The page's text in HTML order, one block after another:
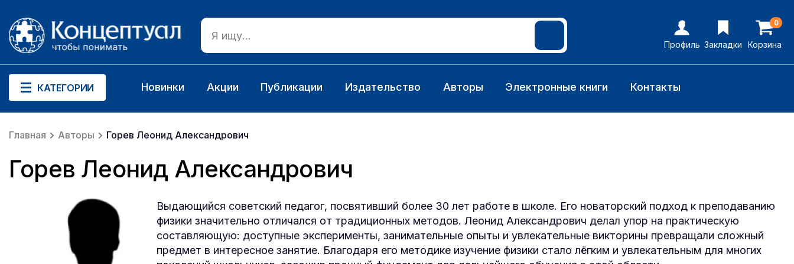
Профиль Закладки
0
Корзина
КАТЕГОРИИ Новинки Акции Публикации Издательство Авторы Электронные книги Контакты
Главная Авторы Горев Леонид Александрович
Горев Леонид Александрович
Выдающийся советский педагог, посвятивший более 30 лет работе в школе. Его новаторский подход к преподаванию
физики значительно отличался от традиционных методов. Леонид Александрович делал упор на практическую
составляющую: доступные эксперименты, занимательные опыты и увлекательные викторины превращали сложный
предмет в интересное занятие. Благодаря его методике изучение физики стало лёгким и увлекательным для многих